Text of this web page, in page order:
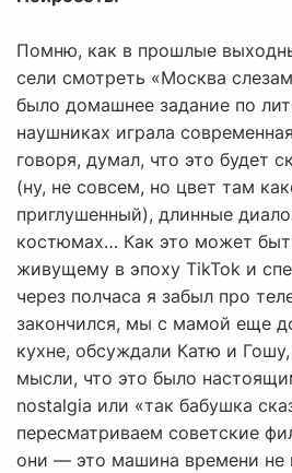
Помню, как в прошлые
сели смотреть «Москва
было домашнее задание по
наушниках играла
говоря, думал, что это будет
(ну, не совсем, но цвет там
приглушенный), длинные
костюмах… Как это может
живущему в эпоху TikTok и
через полчаса я забыл про
закончился, мы с мамой еще
кухне, обсуждали Катю и
мысли, что это было
nostalgia или «так бабушка
пересматриваем советские
они — это машина времени не